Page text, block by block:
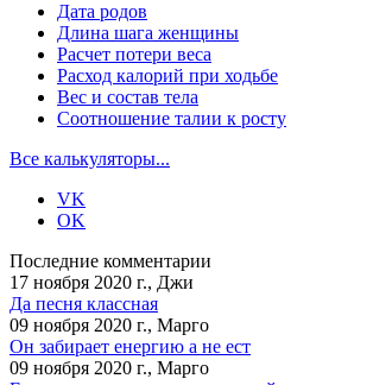
Дата родов
Длина шага женщины
Расчет потери веса
Расход калорий при ходьбе
Вес и состав тела
Соотношение талии к росту
Все калькуляторы...
VK
OK
Последние комментарии
17 ноября 2020 г., Джи
Да песня классная
09 ноября 2020 г., Марго
Он забирает енергию а не ест
09 ноября 2020 г., Марго